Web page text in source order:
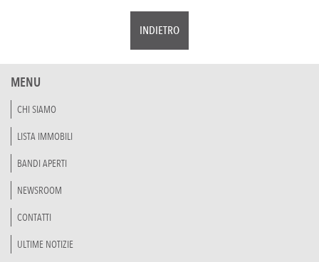
INDIETRO
MENU
CHI SIAMO
LISTA IMMOBILI
BANDI APERTI
NEWSROOM
CONTATTI
ULTIME NOTIZIE